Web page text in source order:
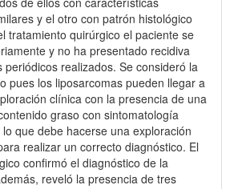
y el otro con patrón histológico
tratamiento quirúrgico el paciente se
y no ha presentado recidiva
periódicos realizados. Se consideró la
pues los liposarcomas pueden llegar a
clínica con la presencia de una
graso con sintomatología
que debe hacerse una exploración
realizar un correcto diagnóstico. El
confirmó el diagnóstico de la
reveló la presencia de tres